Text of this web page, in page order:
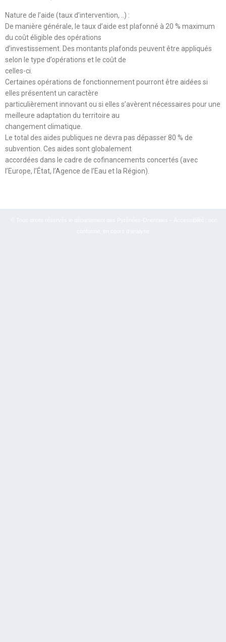
Nature de l’aide (taux d’intervention, ..) :
De manière générale, le taux d’aide est plafonné à 20 % maximum
du coût éligible des opérations
d’investissement. Des montants plafonds peuvent être appliqués
selon le type d’opérations et le coût de
celles-ci.
Certaines opérations de fonctionnement pourront être aidées si
elles présentent un caractère
particulièrement innovant ou si elles s’avèrent nécessaires pour une
meilleure adaptation du territoire au
changement climatique.
Le total des aides publiques ne devra pas dépasser 80 % de
subvention. Ces aides sont globalement
accordées dans le cadre de cofinancements concertés (avec
l’Europe, l’État, l’Agence de l’Eau et la Région).